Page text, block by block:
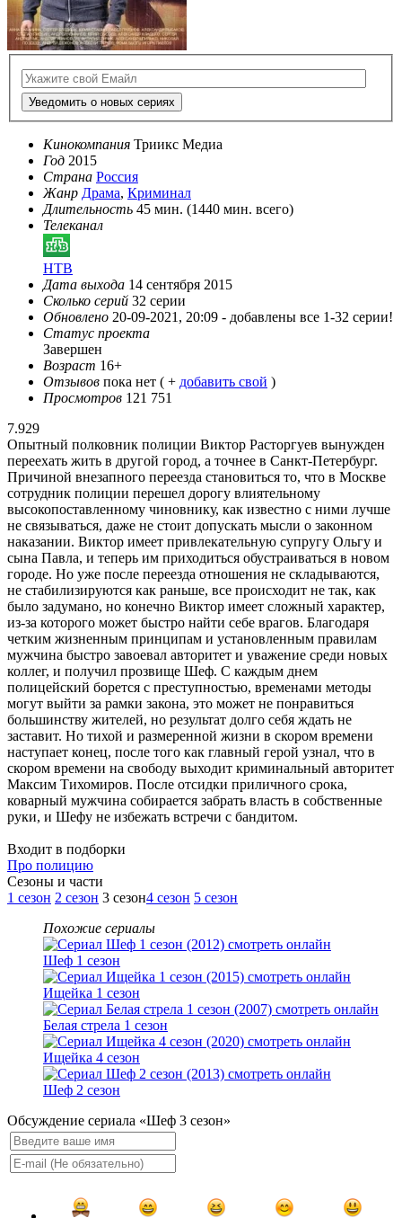
Уведомить о новых сериях
Кинокомпания Триикс Медиа
Год 2015
Страна Россия
Жанр Драма, Криминал
Длительность 45 мин. (1440 мин. всего)
Телеканал
НТВ
Дата выхода 14 сентября 2015
Сколько серий 32 серии
Обновлено 20-09-2021, 20:09 - добавлены все 1-32 серии!
Статус проекта
Завершен
Возраст 16+
Отзывов пока нет ( + добавить свой )
Просмотров 121 751
7.929
Опытный полковник полиции Виктор Расторгуев вынужден
переехать жить в другой город, а точнее в Санкт-Петербург.
Причиной внезапного переезда становиться то, что в Москве
сотрудник полиции перешел дорогу влиятельному
высокопоставленному чиновнику, как известно с ними лучше
не связываться, даже не стоит допускать мысли о законном
наказании. Виктор имеет привлекательную супругу Ольгу и
сына Павла, и теперь им приходиться обустраиваться в новом
городе. Но уже после переезда отношения не складываются,
не стабилизируются как раньше, все происходит не так, как
было задумано, но конечно Виктор имеет сложный характер,
из-за которого может быстро найти себе врагов. Благодаря
четким жизненным принципам и установленным правилам
мужчина быстро завоевал авторитет и уважение среди новых
коллег, и получил прозвище Шеф. С каждым днем
полицейский борется с преступностью, временами методы
могут выйти за рамки закона, это может не понравиться
большинству жителей, но результат долго себя ждать не
заставит. Но тихой и размеренной жизни в скором времени
наступает конец, после того как главный герой узнал, что в
скором времени на свободу выходит криминальный авторитет
Максим Тихомиров. После отсидки приличного срока,
коварный мужчина собирается забрать власть в собственные
руки, и Шефу не избежать встречи с бандитом.
Входит в подборки
Про полицию
Cезоны и части
1 сезон 2 сезон 3 сезон4 сезон 5 сезон
Похожие сериалы
Шеф 1 сезон
Ищейка 1 сезон
Белая стрела 1 сезон
Ищейка 4 сезон
Шеф 2 сезон
Обсуждение сериала «Шеф 3 сезон»